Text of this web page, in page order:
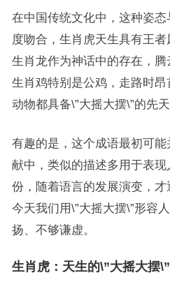
在中国传统文化中，这种姿
度吻合，生肖虎天生具有王者
生肖龙作为神话中的存在，腾
生肖鸡特别是公鸡，走路时
动物都具备\”大摇大摆\”的先天
有趣的是，这个成语最初可
献中，类似的描述多用于表
份，随着语言的发展演变，才
今天我们用\”大摇大摆\”形容
扬、不够谦虚。
生肖虎：天生的\”大摇大摆